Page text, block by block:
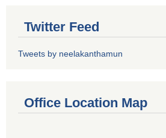
Twitter Feed
Tweets by neelakanthamun
Office Location Map